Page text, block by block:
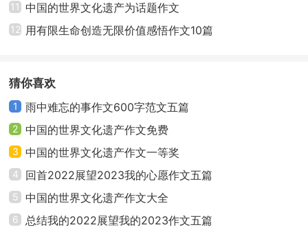
11 中国的世界文化遗产为话题作文
12 用有限生命创造无限价值感悟作文10篇
猜你喜欢
1 雨中难忘的事作文600字范文五篇
2 中国的世界文化遗产作文免费
3 中国的世界文化遗产作文一等奖
4 回首2022展望2023我的心愿作文五篇
5 中国的世界文化遗产作文大全
6 总结我的2022展望我的2023作文五篇